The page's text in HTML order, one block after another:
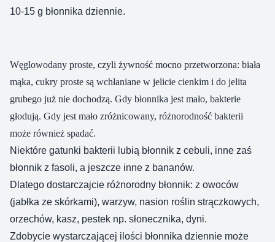
10-15 g błonnika dziennie.
Węglowodany proste, czyli żywność mocno przetworzona: biała
mąka, cukry proste są wchłaniane w jelicie cienkim i do jelita
grubego już nie dochodzą. Gdy błonnika jest mało, bakterie
głodują. Gdy jest mało zróżnicowany, różnorodność bakterii
może również spadać.
Niektóre gatunki bakterii lubią błonnik z cebuli, inne zaś
błonnik z fasoli, a jeszcze inne z bananów.
Dlatego dostarczajcie różnorodny błonnik: z owoców
(jabłka ze skórkami), warzyw, nasion roślin strączkowych,
orzechów, kasz, pestek np. słonecznika, dyni.
Zdobycie wystarczającej ilości błonnika dziennie może